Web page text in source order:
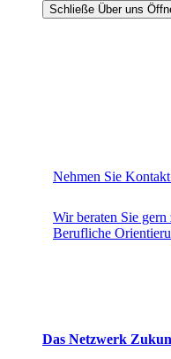
Schließe Über uns
Nehmen Sie
Wir beraten Sie
Berufliche
Das Netzwerk